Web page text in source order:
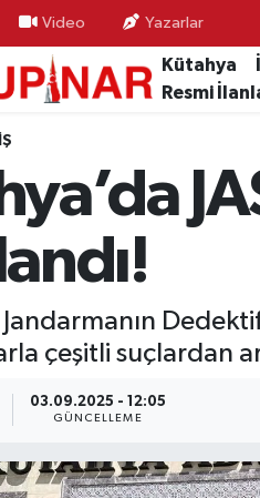
Video Yazarlar
Kütahya
Resmi
Jandarmanın
çeşitli suçlardan
03.09.2025 - 12:05
GÜNCELLEME
Haritası
Fikstür